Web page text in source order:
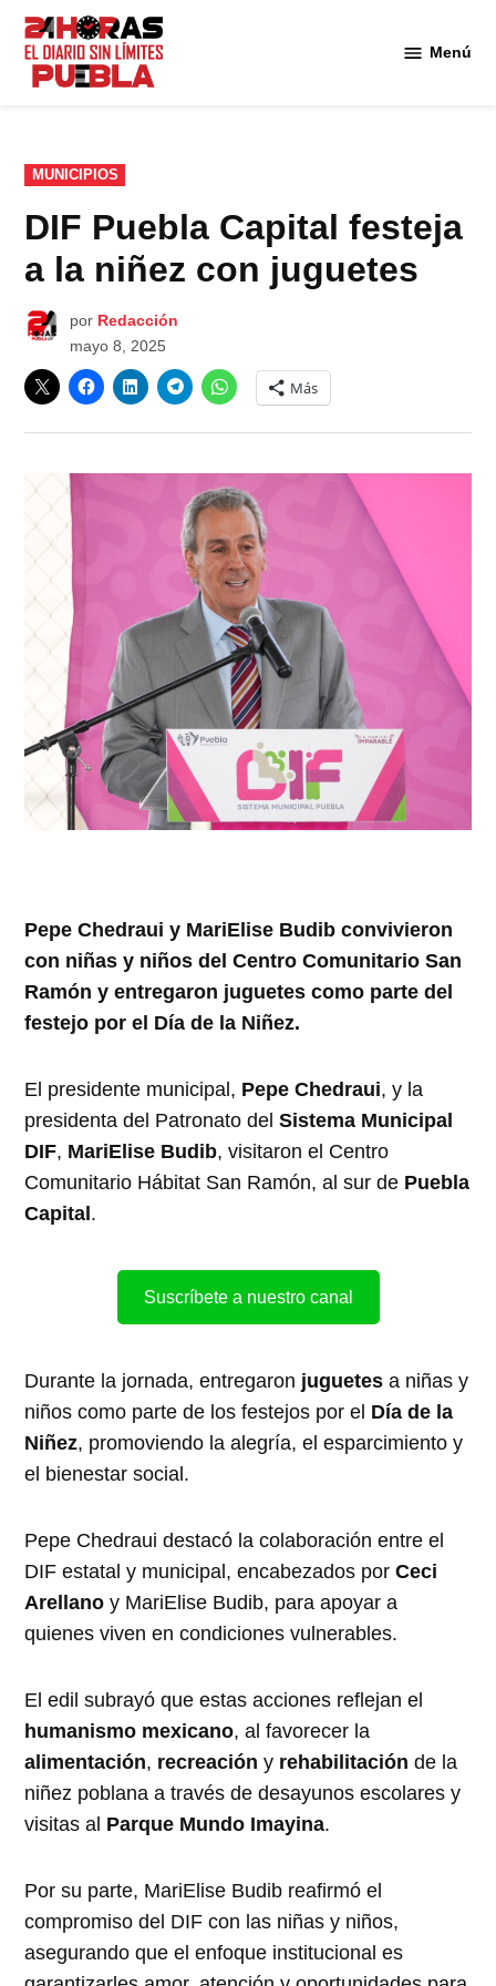
Saltar
contenido
Menú
PUBLICADO
EN
MUNICIPIOS
DIF Puebla Capital festeja
a la niñez con juguetes
por Redacción
mayo 8, 2025
Más
Pepe Chedraui y MariElise Budib convivieron
con niñas y niños del Centro Comunitario San
Ramón y entregaron juguetes como parte del
festejo por el Día de la Niñez.
El presidente municipal, Pepe Chedraui, y la
presidenta del Patronato delSistema Municipal
DIF, MariElise Budib, visitaron el Centro
Comunitario Hábitat San Ramón, al sur de Puebla
Capital .
Suscríbete a nuestro canal
Durante la jornada, entregaron juguetes a niñas y
niños como parte de los festejos por el Día de la
Niñez, promoviendo la alegría, el esparcimiento y
el bienestar social.
Pepe Chedraui destacó la colaboración entre el
DIF estatal y municipal, encabezados porCeci
Arellano y MariElise Budib, para apoyar a
quienes viven en condiciones vulnerables.
El edil subrayó que estas acciones reflejan el
humanismo mexicano, al favorecer la
alimentación, recreación y rehabilitación de la
niñez poblana a través de desayunos escolares y
visitas al Parque Mundo Imayina.
Por su parte, MariElise Budib reafirmó el
compromiso del DIF con las niñas y niños,
asegurando que el enfoque institucional es